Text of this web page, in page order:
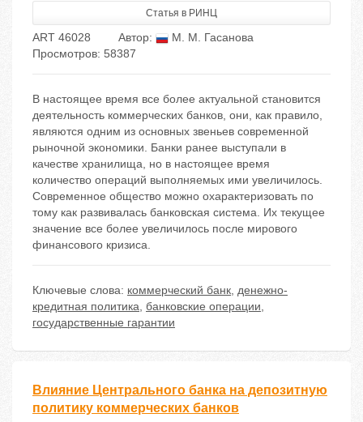
Статья в РИНЦ
ART 46028 Автор:
М. М. Гасанова
Просмотров: 58387
В настоящее время все более актуальной становится
деятельность коммерческих банков, они, как правило,
являются одним из основных звеньев современной
рыночной экономики. Банки ранее выступали в
качестве хранилища, но в настоящее время
количество операций выполняемых ими увеличилось.
Современное общество можно охарактеризовать по
тому как развивалась банковская система. Их текущее
значение все более увеличилось после мирового
финансового кризиса.
Ключевые слова: коммерческий банк, денежно-
кредитная политика, банковские операции,
государственные гарантии
Влияние Центрального банка на депозитную
политику коммерческих банков